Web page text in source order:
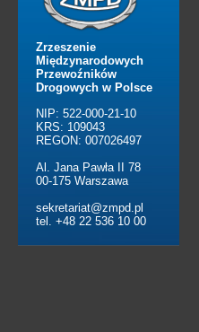
Zrzeszenie
Międzynarodowych
Przewoźników
Drogowych w Polsce
NIP: 522-000-21-10
KRS: 109043
REGON: 007026497
Al. Jana Pawła II 78
00-175 Warszawa
sekretariat@zmpd.pl
tel. +48 22 536 10 00